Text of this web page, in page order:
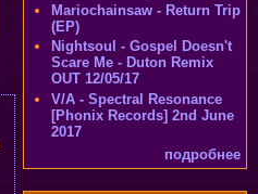
Mariochainsaw - Return Trip
(EP)
Nightsoul - Gospel Doesn't
Scare Me - Duton Remix
OUT 12/05/17
V/A - Spectral Resonance
[Phonix Records] 2nd June
2017
подробнее